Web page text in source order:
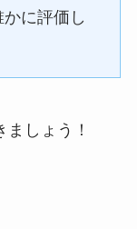
に評価し
しょう！